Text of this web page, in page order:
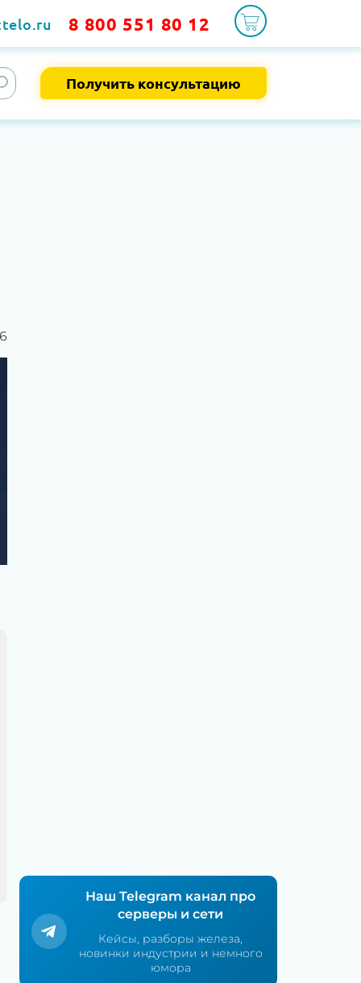
8 800 551 80 12
Получить консультацию
Наш Telegram канал про
серверы и сети
Кейсы, разборы железа,
новинки индустрии и немного
юмора